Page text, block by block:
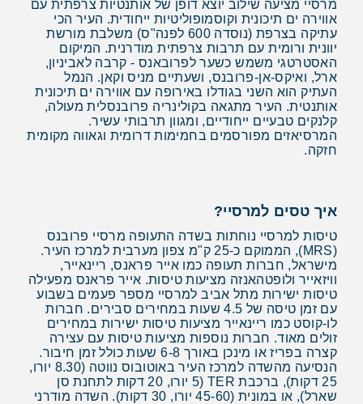
מרסיי מציעה שילוב יוצא דופן של אותנטיות צרפתית עם
אווירה ים תיכונית וקוסמופוליטיות ייחודית. העיר הכי
עתיקה בצרפת (נוסדה 600 לפנה"ס) משלבת מורשת
יוונית ורומית עם תרבות צרפתית מודרנית. המיקום
האסטרטגי משמש כשער לפרובאנס - קרבה לאביניון,
ארל, ואיקס-אן-פרובנס, ושעתיים מניס וקאן. הנמל
העתיק הוא השני בגודלו באירופה עם אווירה ים תיכונית
אותנטית. העיר מתגאה בקולינריה פרובנסלית מעולה,
קלנקים טבעיים ייחודיים, ומגוון תרבותי עשיר.
המרסיאזים מפורסמים בחמימות דרומית וגאווה מקומית
חזקה.
איך טסים למרסיי?
טיסות למרסיי נוחתות בשדה התעופה מרסיי פרובנס
(MRS), הממוקם כ-25 ק"מ צפון מערבית למרכז העיר.
מישראל, חברות תעופה כמו אייר פראנס, ריינאייר,
וויזאייר ולופטהאנזה מציעות טיסות. אייר פראנס מפעילה
טיסות ישירות מתל אביב למרסיי מספר פעמים בשבוע
עם זמן טיסה של 4.5 שעות במחירים סבירים. חברות
לו-קוסט כמו ריינאייר מציעות טיסות ישירות במחירים
זולים מאוד. חברות נוספות מציעות טיסות עם עצירה
קצרה בפריז או מינכן באורך 6-8 שעות כולל זמן חיבור.
הנסיעה מהשדה למרכז העיר באוטובוס נווטה (8.30 יורו,
25 דקות), ברכבת TER (5 יורו, 20 דקות לתחנת סן
שארל), או במונית (45-60 יורו, 30 דקות). השדה מודרני